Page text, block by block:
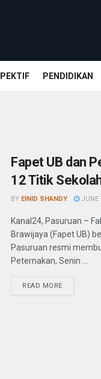
PENDIDIKAN
Fapet UB dan
12 Titik
BY EINID SHANDY JUNE
Kanal24, Pasuruan –
Brawijaya (Fapet UB)
Pasuruan resmi
Peternakan, Senin ...
READ MORE